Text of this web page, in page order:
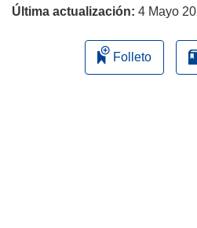
Última actualización: 4 Mayo
Folleto